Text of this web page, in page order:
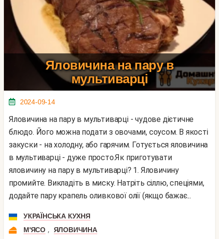
Яловичина на пару в
мультиварці
2024-09-14
Яловичина на пару в мультиварці - чудове дієтичне
блюдо. Його можна подати з овочами, соусом. В якості
закуски - на холодну, або гарячим. Готується яловичина
в мультиварці - дуже просто.Як приготувати
яловичину на пару в мультиварці? 1. Яловичину
промийте. Викладіть в миску. Натріть сіллю, спеціями,
додайте пару крапель оливкової олії (якщо бажає...
УКРАЇНСЬКА КУХНЯ
М'ЯСО ,
ЯЛОВИЧИНА